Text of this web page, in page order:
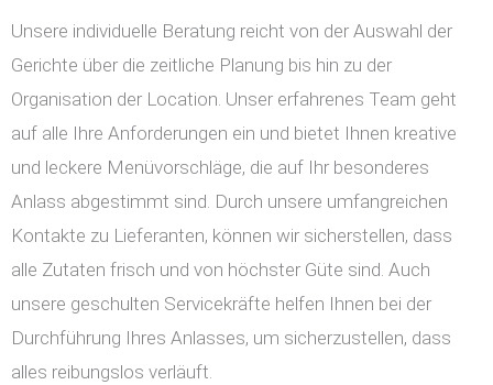
Unsere individuelle Beratung reicht von der Auswahl der
Gerichte über die zeitliche Planung bis hin zu der
Organisation der Location. Unser erfahrenes Team geht
auf alle Ihre Anforderungen ein und bietet Ihnen kreative
und leckere Menüvorschläge, die auf Ihr besonderes
Anlass abgestimmt sind. Durch unsere umfangreichen
Kontakte zu Lieferanten, können wir sicherstellen, dass
alle Zutaten frisch und von höchster Güte sind. Auch
unsere geschulten Servicekräfte helfen Ihnen bei der
Durchführung Ihres Anlasses, um sicherzustellen, dass
alles reibungslos verläuft.